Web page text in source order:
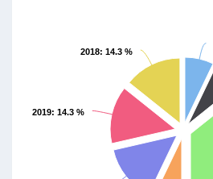
2019: 14.3 %
2018: 14.3 %